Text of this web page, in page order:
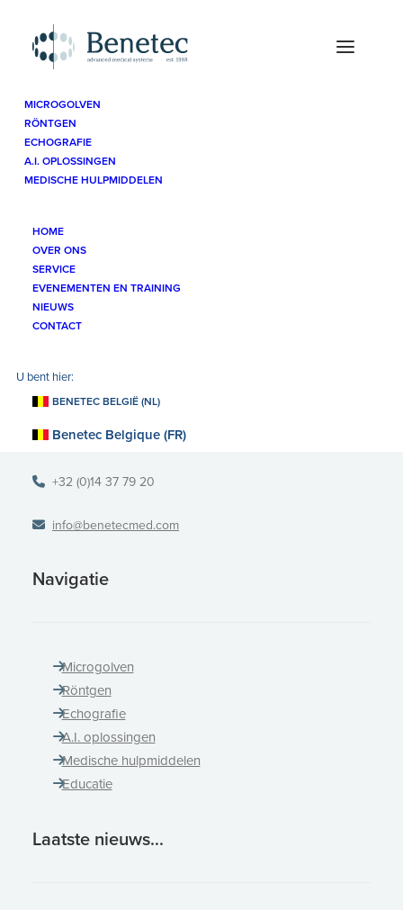
MICROGOLVEN
RÖNTGEN
ECHOGRAFIE
A.I. OPLOSSINGEN
MEDISCHE HULPMIDDELEN
HOME
OVER ONS
SERVICE
EVENEMENTEN EN TRAINING
NIEUWS
CONTACT
BENETEC BELGIË (NL)
Benetec Belgique (FR)
Medische Hulpmiddelen
Contactgegevens
Benetec BV
Kelderbeemd 1A
België
+32 (0)14 37 79 20
info@benetecmed.com
Navigatie
Microgolven
Röntgen
Echografie
A.I. oplossingen
Medische hulpmiddelen
Educatie
Laatste nieuws...